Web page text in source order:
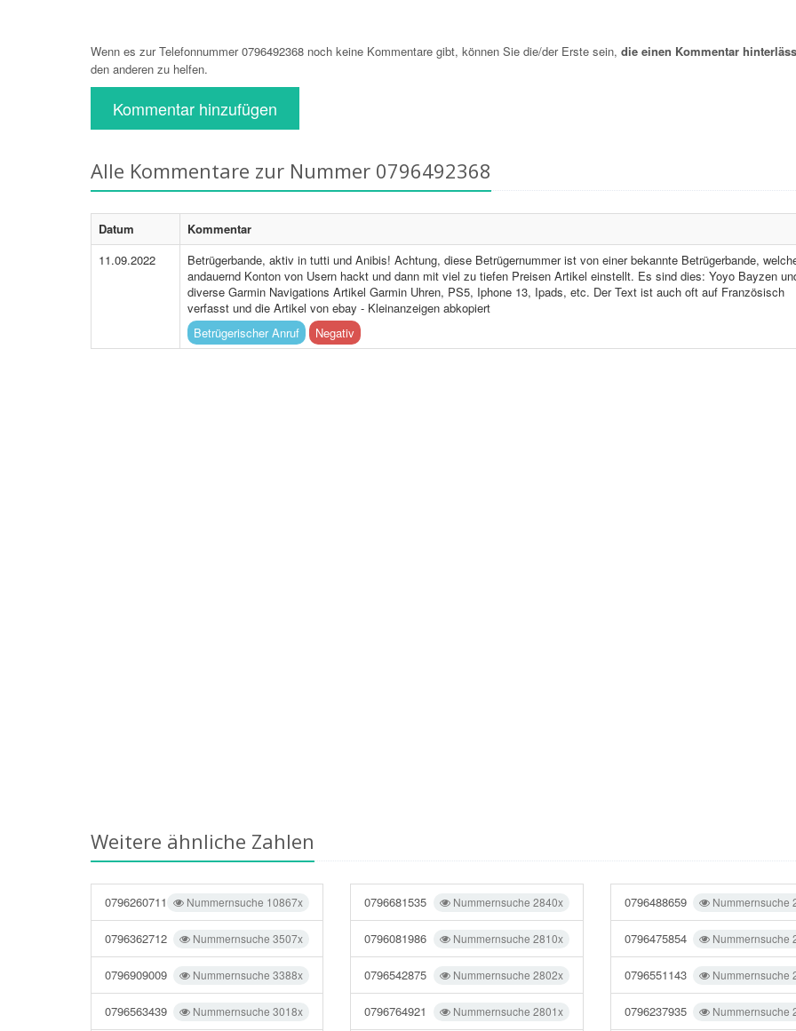
Wenn es zur Telefonnummer 0796492368 noch keine Kommentare gibt, können Sie die/der Erste sein, die einen Kommentar
den anderen zu helfen.
Kommentar hinzufügen
Alle Kommentare zur Nummer 0796492368
Datum
Kommentar
11.09.2022
Betrügerbande, aktiv in tutti und Anibis! Achtung, diese Betrügernummer ist von einer bekannte Betrügerbande,
andauernd Konton von Usern hackt und dann mit viel zu tiefen Preisen Artikel einstellt. Es sind dies: Yoyo Bayzen
diverse Garmin Navigations Artikel Garmin Uhren, PS5, Iphone 13, Ipads, etc. Der Text ist auch oft auf Französisch
verfasst und die Artikel von ebay - Kleinanzeigen abkopiert
Betrügerischer Anruf
Negativ
Weitere ähnliche Zahlen
Nummernsuche 10867x
0796260711
Nummernsuche 3507x
0796362712
Nummernsuche 3388x
0796909009
Nummernsuche 3018x
0796563439
Nummernsuche 2840x
0796681535
Nummernsuche 2810x
0796081986
Nummernsuche 2802x
0796542875
Nummernsuche 2801x
0796764921
Nummernsuche
0796488659
Nummernsuche
0796475854
Nummernsuche
0796551143
Nummernsuche
0796237935